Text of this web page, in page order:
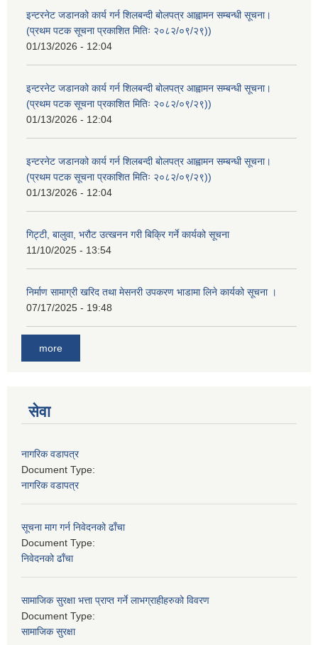
इन्टरनेट जडानको कार्य गर्न शिलबन्दी बोलपत्र आह्वामन सम्बन्धी सूचना।
(प्रथम पटक सूचना प्रकाशित मितिः २०८२/०९/२९))
01/13/2026 - 12:04
इन्टरनेट जडानको कार्य गर्न शिलबन्दी बोलपत्र आह्वामन सम्बन्धी सूचना।
(प्रथम पटक सूचना प्रकाशित मितिः २०८२/०९/२९))
01/13/2026 - 12:04
इन्टरनेट जडानको कार्य गर्न शिलबन्दी बोलपत्र आह्वामन सम्बन्धी सूचना।
(प्रथम पटक सूचना प्रकाशित मितिः २०८२/०९/२९))
01/13/2026 - 12:04
गिट्टी, बालुवा, भरौट उत्खनन गरी बिक्रि गर्ने कार्यको सूचना
11/10/2025 - 13:54
निर्माण सामाग्री खरिद तथा मेसनरी उपकरण भाडामा लिने कार्यको सूचना ।
07/17/2025 - 19:48
more
सेवा
नागरिक वडापत्र
Document Type:
नागरिक वडापत्र
सूचना माग गर्न निवेदनको ढाँचा
Document Type:
निवेदनको ढाँचा
सामाजिक सुरक्षा भत्ता प्राप्त गर्ने लाभग्राहीहरुको विवरण
Document Type:
सामाजिक सुरक्षा